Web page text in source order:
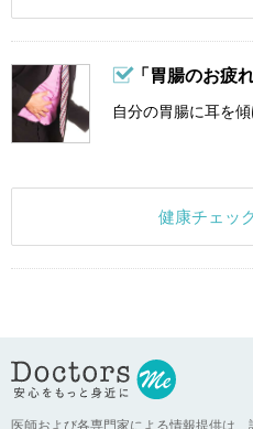
「胃腸のお疲
自分の胃腸に耳を
健康チェッ
医師および各専門家による情報提供は